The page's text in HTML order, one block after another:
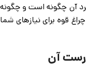
آن چگونه است و چگونه
قوه برای نیازهای شما
آن